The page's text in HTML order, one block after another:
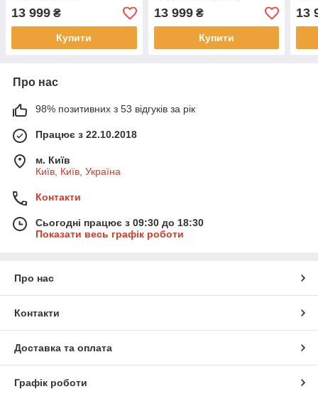
13 999 ₴
Купити
13 999₴
Купити
13
Про нас
98% позитивних з 53 відгуків за рік
Працює з 22.10.2018
м. Київ
Київ, Київ, Україна
Контакти
Сьогодні працює з 09:30 до 18:30
Показати весь графік роботи
Про нас
Контакти
Доставка та оплата
Графік роботи